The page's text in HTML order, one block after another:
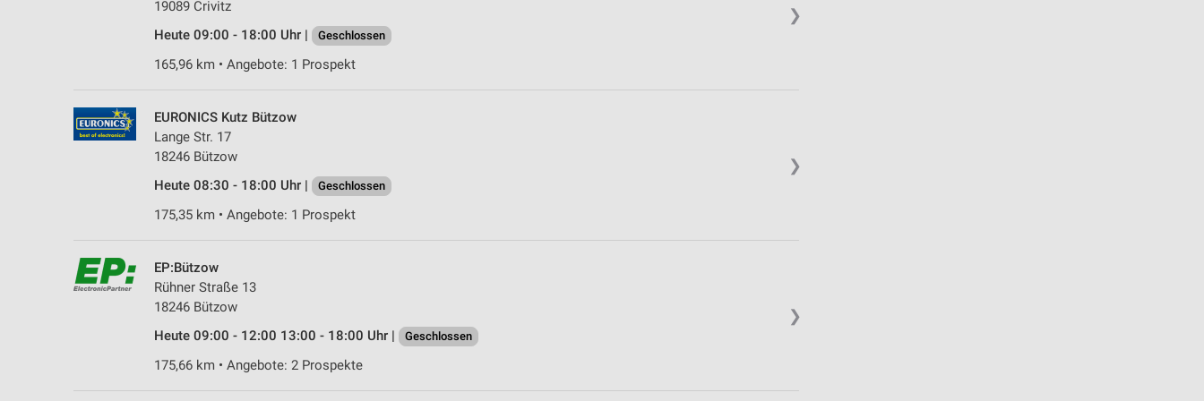
❯
19089 Crivitz
Heute 09:00 - 18:00 Uhr |
Geschlossen
165,96 km • Angebote: 1 Prospekt
❯
EURONICS Kutz Bützow
Lange Str. 17
18246 Bützow
Heute 08:30 - 18:00 Uhr |
Geschlossen
175,35 km • Angebote: 1 Prospekt
❯
EP:Bützow
Rühner Straße 13
18246 Bützow
Heute 09:00 - 12:00 13:00 - 18:00 Uhr |
Geschlossen
175,66 km • Angebote: 2 Prospekte